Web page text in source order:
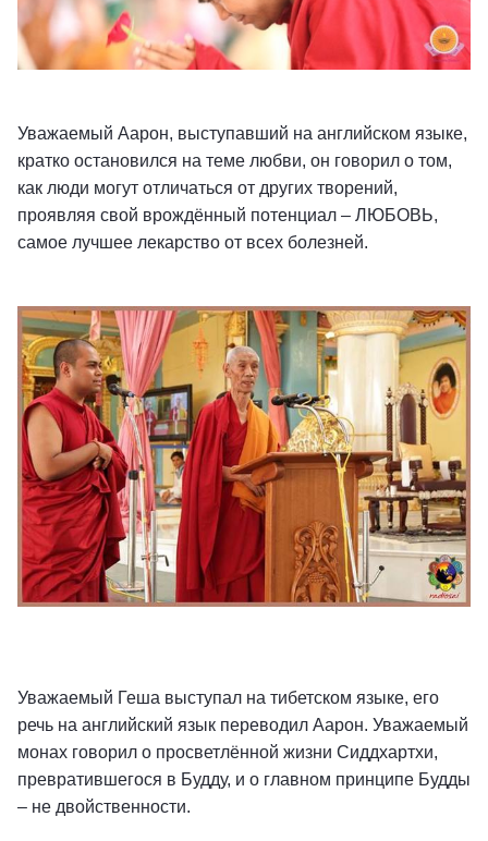
Уважаемый Аарон, выступавший на английском языке,
кратко остановился на теме любви, он говорил о том,
как люди могут отличаться от других творений,
проявляя свой врождённый потенциал – ЛЮБОВЬ,
самое лучшее лекарство от всех болезней.
Уважаемый Геша выступал на тибетском языке, его
речь на английский язык переводил Аарон. Уважаемый
монах говорил о просветлённой жизни Сиддхартхи,
превратившегося в Будду, и о главном принципе Будды
– не двойственности.